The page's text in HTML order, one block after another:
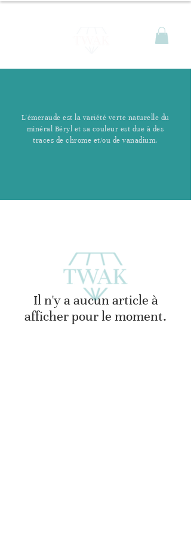
L'émeraude est la variété verte naturelle du
minéral Béryl et sa couleur est due à des
traces de chrome et/ou de vanadium.
Il n'y a aucun article à
afficher pour le moment.